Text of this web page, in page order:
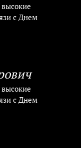
с Днем
с Днем